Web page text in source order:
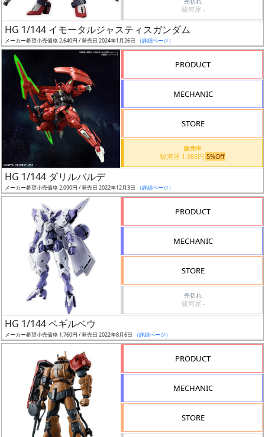
発
売
Web
プッ
シュ
通知
対象
ギ
ャ
ラ
リ
定
予
定
駿河屋 -
HG 1/144 イモータルジャスティスガンダム
メーカー希望小売価格 2,640円 / 発売日 2024年1月26日 （詳細ページ）
PRODUCT
MECHANIC
STORE
販売中
駿河屋 1,986円 5%Off
HG 1/144 ダリルバルデ
メーカー希望小売価格 2,090円 / 発売日 2022年12月3日 （詳細ページ）
PRODUCT
MECHANIC
STORE
売切れ
駿河屋 -
HG 1/144 ベギルベウ
メーカー希望小売価格 1,760円 / 発売日 2022年8月6日 （詳細ページ）
PRODUCT
MECHANIC
STORE